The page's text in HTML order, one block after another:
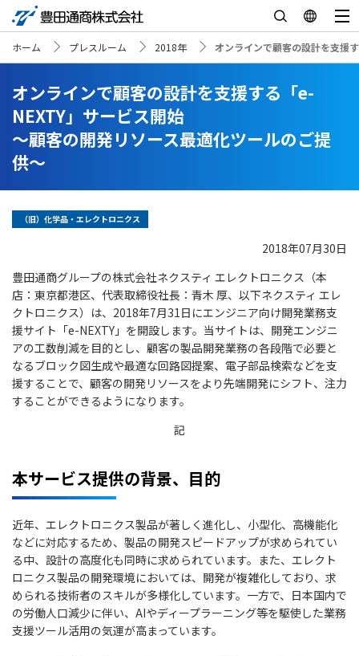
ホーム プレスルーム 2018年 オンラインで顧客の設計を支援
オンラインで顧客の設計を支援する「e-
NEXTY」サービス開始
～顧客の開発リソース最適化ツールのご提
供～
（旧）化学品・エレクトロニクス
2018年07月30日
豊田通商グループの株式会社ネクスティ エレクトロニクス（本
店：東京都港区、代表取締役社長：青木 厚、以下ネクスティ エレ
クトロニクス）は、2018年7月31日にエンジニア向け開発業務支
援サイト「e-NEXTY」を開設します。当サイトは、開発エンジニ
アの工数削減を目的とし、顧客の製品開発業務の各段階で必要と
なるブロック図生成や最適な回路図提案、電子部品検索などを支
援することで、顧客の開発リソースをより先端開発にシフト、注力
することができるようになります。
記
本サービス提供の背景、目的
近年、エレクトロニクス製品が著しく進化し、小型化、高機能化
などに対応するため、製品の開発スピードアップが求められてい
る中、設計の高度化も同時に求められています。また、エレクト
ロニクス製品の開発環境においては、開発が複雑化しており、求
められる技術者のスキルが多様化しています。一方で、日本国内で
の労働人口減少に伴い、AIやディープラーニング等を駆使した業務
支援ツール活用の気運が高まっています。